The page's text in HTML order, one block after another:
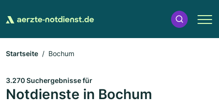
Startseite Bochum
3.270 Suchergebnisse für
Notdienste in Bochum